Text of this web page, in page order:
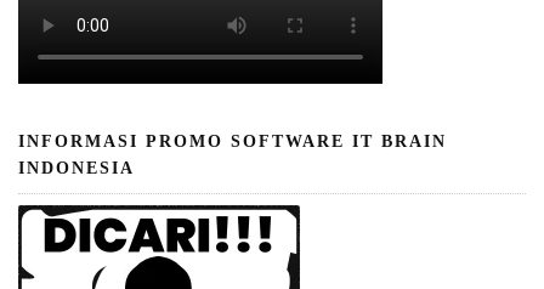
INFORMASI PROMO SOFTWARE IT BRAIN
INDONESIA